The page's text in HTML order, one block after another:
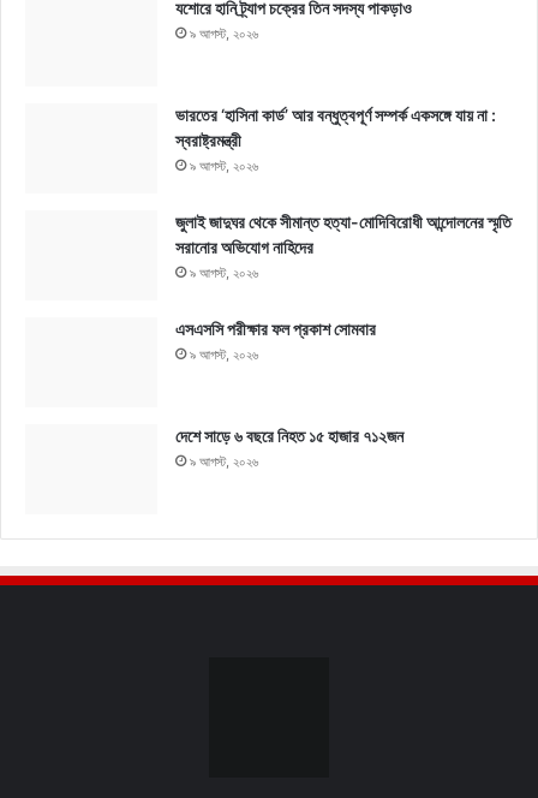
যশোরে হানি ট্র্যাপ চক্রের তিন সদস্য পাকড়াও
৯ আগস্ট, ২০২৬
ভারতের ‘হাসিনা কার্ড’ আর বন্ধুত্বপূর্ণ সম্পর্ক একসঙ্গে যায় না :
স্বরাষ্ট্রমন্ত্রী
৯ আগস্ট, ২০২৬
জুলাই জাদুঘর থেকে সীমান্ত হত্যা-মোদিবিরোধী আন্দোলনের স্মৃতি
সরানোর অভিযোগ নাহিদের
৯ আগস্ট, ২০২৬
এসএসসি পরীক্ষার ফল প্রকাশ সোমবার
৯ আগস্ট, ২০২৬
দেশে সাড়ে ৬ বছরে নিহত ১৫ হাজার ৭১২জন
৯ আগস্ট, ২০২৬